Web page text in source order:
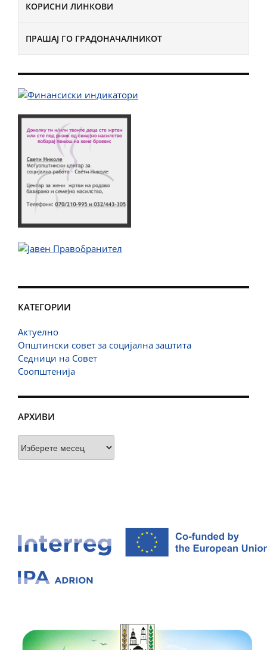
КОРИСНИ ЛИНКОВИ
ПРАШАЈ ГО ГРАДОНАЧАЛНИКОТ
КАТЕГОРИИ
Актуелно
Општински совет за социјална заштита
Седници на Совет
Соопштенија
АРХИВИ